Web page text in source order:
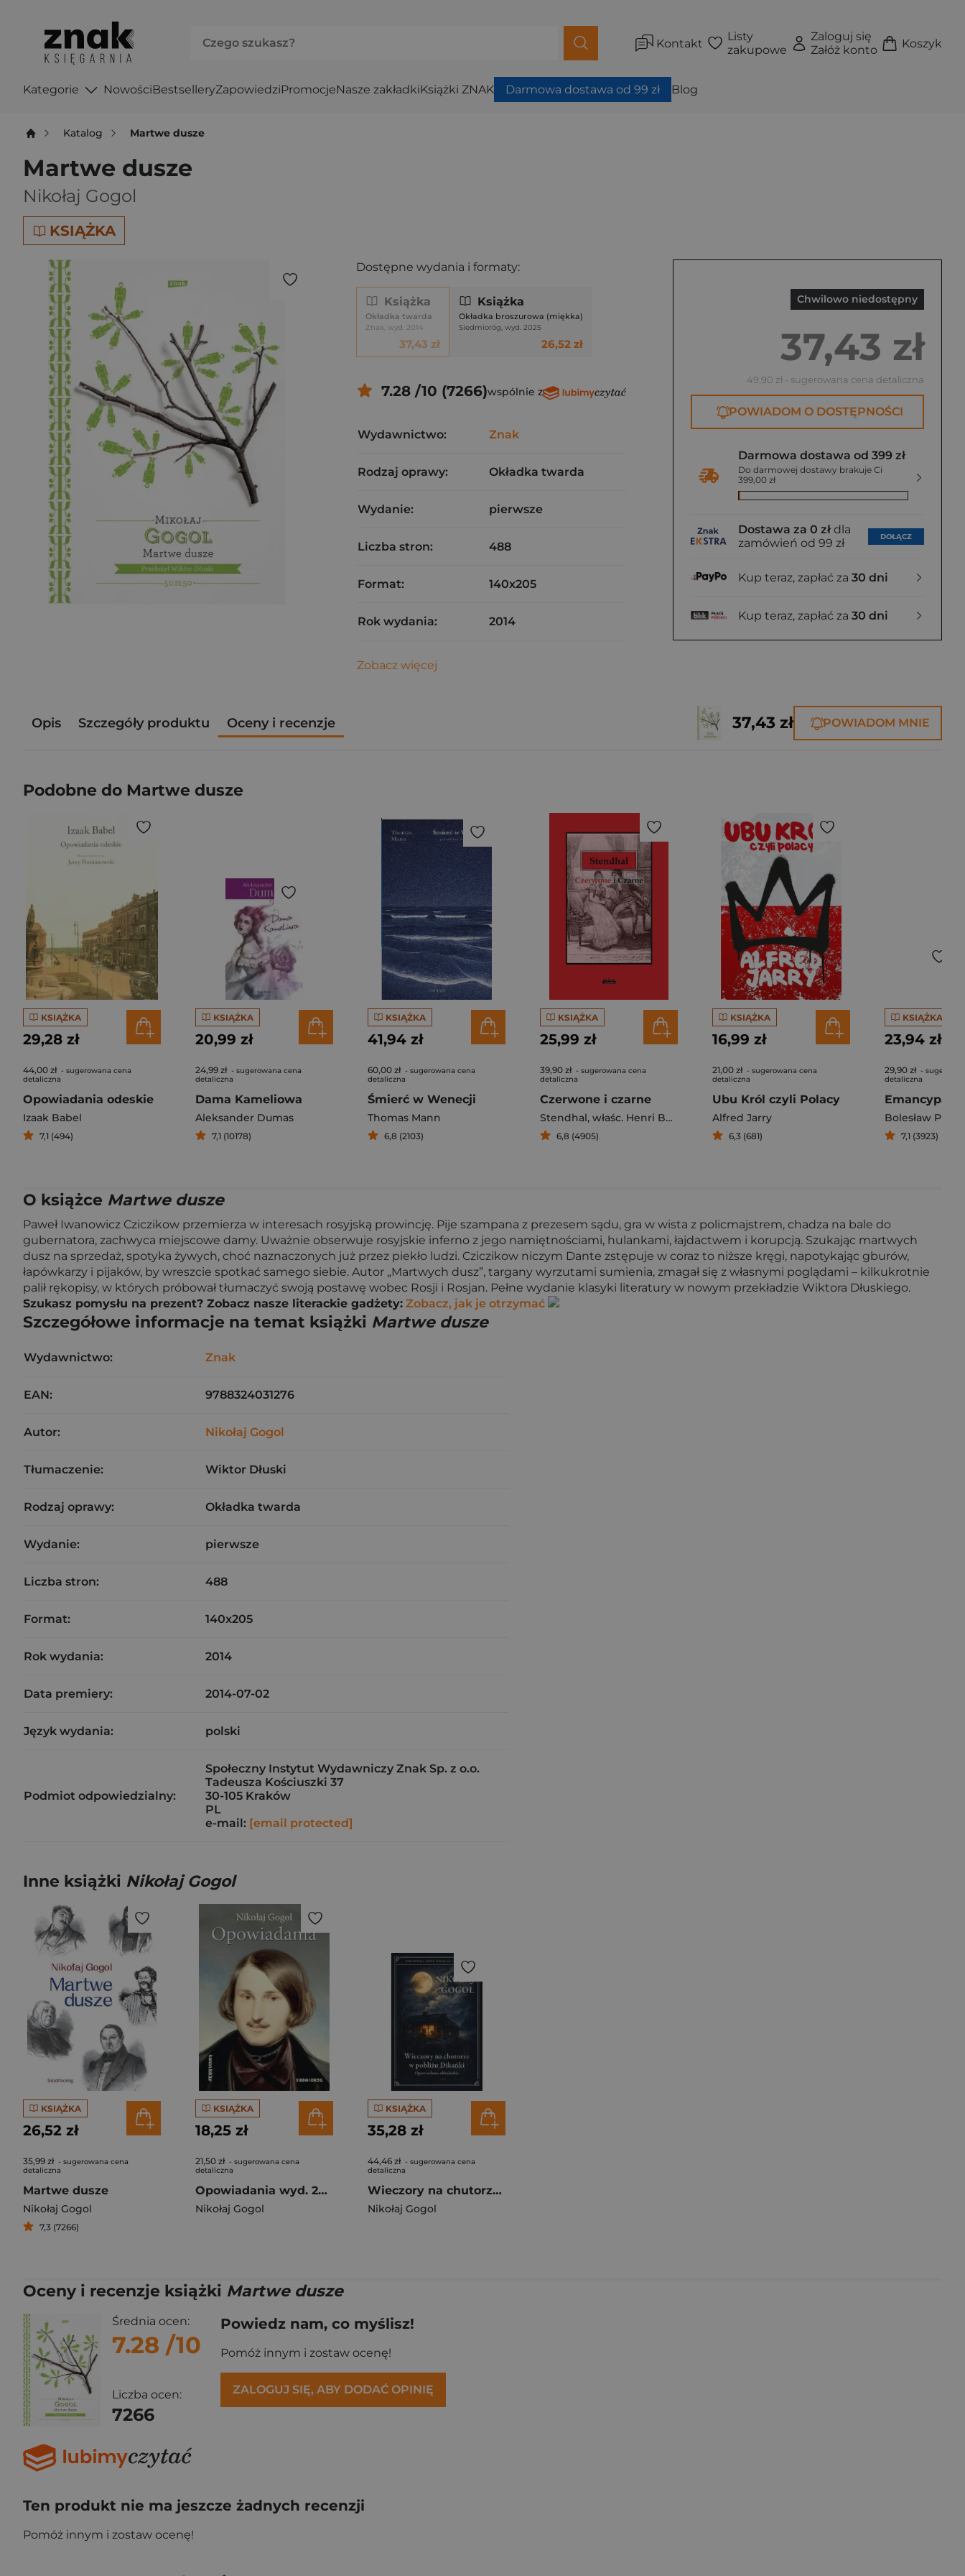
Kontakt
Listy
zakupowe
Zaloguj się
Załóż konto
Koszyk
Kategorie NowościBestselleryZapowiedziPromocjeNasze zakładkiKsiążki ZNAK Darmowa dostawa od 99 zł Blog
Katalog Martwe dusze
Martwe dusze
Nikołaj Gogol
KSIĄŻKA
Chwilowo niedostępny
37,43 zł
49,90 zł - sugerowana cena detaliczna
POWIADOM O DOSTĘPNOŚCI
Darmowa dostawa od 399 zł
Do darmowej dostawy brakuje Ci
399,00 zł
Dostawa za 0 zł dla
zamówień od 99 zł
DOŁĄCZ
Kup teraz, zapłać za 30 dni
Kup teraz, zapłać za 30 dni
Dostępne wydania i formaty:
Książka
Okładka twarda
Znak, wyd. 2014
37,43 zł
Książka
Okładka broszurowa (miękka)
Siedmioróg, wyd. 2025
26,52 zł
7.28 /10 (7266)wspólnie z
Wydawnictwo: Znak
Rodzaj oprawy: Okładka twarda
Wydanie: pierwsze
Liczba stron: 488
Format: 140x205
Rok wydania: 2014
Zobacz więcej
Opis Szczegóły produktu Oceny i recenzje 37,43 zł POWIADOM MNIE
Podobne do Martwe dusze
KSIĄŻKA
29,28 zł
44,00 zł - sugerowana cena
detaliczna
Opowiadania odeskie
Izaak Babel
7,1 (494)
KSIĄŻKA
20,99 zł
24,99 zł - sugerowana cena
detaliczna
Dama Kameliowa
Aleksander Dumas
7,1 (10178)
KSIĄŻKA
41,94 zł
60,00 zł - sugerowana cena
detaliczna
Śmierć w Wenecji
Thomas Mann
6,8 (2103)
KSIĄŻKA
25,99 zł
39,90 zł - sugerowana cena
detaliczna
Czerwone i czarne
Stendhal, właśc. Henri Beyle
6,8 (4905)
KSIĄŻKA
16,99 zł
21,00 zł - sugerowana cena
detaliczna
Ubu Król czyli Polacy
Alfred Jarry
6,3 (681)
KSIĄŻKA
23,94 zł
29,90 zł -
detaliczna
Bolesław Prus
7,1 (3923)
O książce Martwe dusze
Paweł Iwanowicz Cziczikow przemierza w interesach rosyjską prowincję. Pije szampana z prezesem sądu, gra w wista z policmajstrem, chadza na bale do
gubernatora, zachwyca miejscowe damy. Uważnie obserwuje rosyjskie inferno z jego namiętnościami, hulankami, łajdactwem i korupcją. Szukając martwych
dusz na sprzedaż, spotyka żywych, choć naznaczonych już przez piekło ludzi. Cziczikow niczym Dante zstępuje w coraz to niższe kręgi, napotykając gburów,
łapówkarzy i pijaków, by wreszcie spotkać samego siebie. Autor „Martwych dusz”, targany wyrzutami sumienia, zmagał się z własnymi poglądami – kilkukrotnie
palił rękopisy, w których próbował tłumaczyć swoją postawę wobec Rosji i Rosjan. Pełne wydanie klasyki literatury w nowym przekładzie Wiktora Dłuskiego.
Szukasz pomysłu na prezent? Zobacz nasze literackie gadżety: Zobacz, jak je otrzymać
Szczegółowe informacje na temat książki Martwe dusze
Wydawnictwo: Znak
EAN: 9788324031276
Autor: Nikołaj Gogol
Tłumaczenie: Wiktor Dłuski
Rodzaj oprawy: Okładka twarda
Wydanie: pierwsze
Liczba stron: 488
Format: 140x205
Rok wydania: 2014
Data premiery: 2014-07-02
Język wydania: polski
Podmiot odpowiedzialny:
Społeczny Instytut Wydawniczy Znak Sp. z o.o.
Tadeusza Kościuszki 37
30-105 Kraków
PL
e-mail: [email protected]
Inne książki Nikołaj Gogol
KSIĄŻKA
26,52 zł
35,99 zł - sugerowana cena
detaliczna
Martwe dusze
Nikołaj Gogol
7,3 (7266)
KSIĄŻKA
18,25 zł
21,50 zł - sugerowana cena
detaliczna
Opowiadania wyd. 2024
Nikołaj Gogol
KSIĄŻKA
35,28 zł
44,46 zł - sugerowana cena
detaliczna
Wieczory na chutorze w pobliżu Dikańki
Nikołaj Gogol
Oceny i recenzje książki Martwe dusze
Średnia ocen:
7.28 /10
Liczba ocen:
7266
Powiedz nam, co myślisz!
Pomóż innym i zostaw ocenę!
ZALOGUJ SIĘ, ABY DODAĆ OPINIĘ
Ten produkt nie ma jeszcze żadnych recenzji
Pomóż innym i zostaw ocenę!